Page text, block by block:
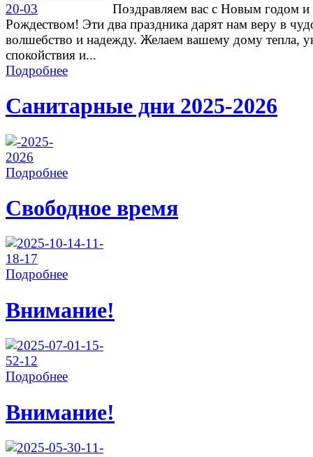
Поздравляем вас с Новым годом и
Рождеством! Эти два праздника дарят нам веру в
волшебство и надежду. Желаем вашему дому тепла,
спокойствия и...
Подробнее
Санитарные дни 2025-2026
Подробнее
Свободное время
Подробнее
Внимание!
Подробнее
Внимание!